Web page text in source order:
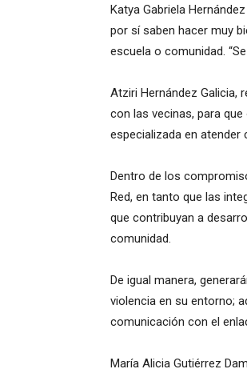
Katya Gabriela
por sí saben hacer muy
escuela o comunidad.
Atziri Hernández Galicia,
con las vecinas, para
especializada en atender
Dentro de los
Red, en tanto que las
que contribuyan a
comunidad.
De igual manera,
violencia en su entorno;
comunicación con el
María Alicia Gutiérrez